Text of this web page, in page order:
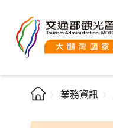
業務資訊